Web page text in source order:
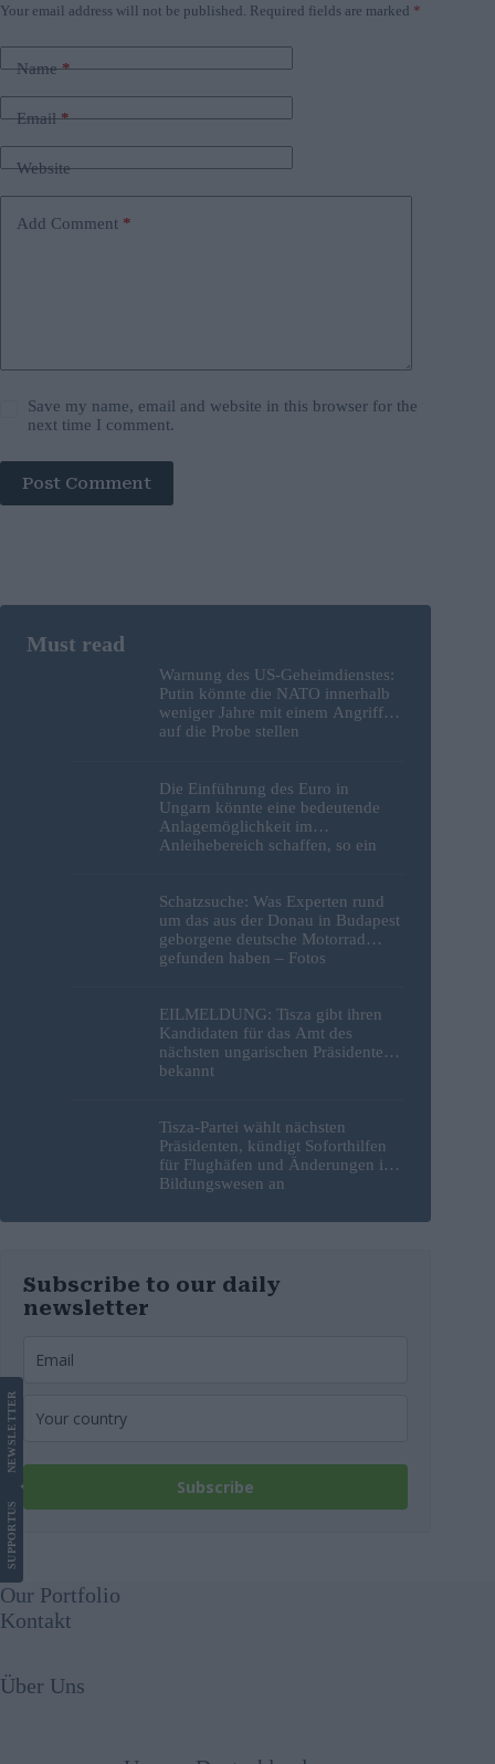
Your email address will not be published. Required fields are marked *
Name*
Email*
Website
Add Comment *
Save my name, email and website in this browser for the
next time I comment.
Post Comment
Warnung des US-Geheimdienstes:
Putin könnte die NATO innerhalb
weniger Jahre mit einem Angriff
auf die Probe stellen
Die Einführung des Euro in
Ungarn könnte eine bedeutende
Anlagemöglichkeit im
Anleihebereich schaffen, so ein
Schatzsuche: Was Experten rund
um das aus der Donau in Budapest
geborgene deutsche Motorrad
gefunden haben – Fotos
EILMELDUNG: Tisza gibt ihren
Kandidaten für das Amt des
nächsten ungarischen Präsidenten
bekannt
Tisza-Partei wählt nächsten
Präsidenten, kündigt Soforthilfen
für Flughäfen und Änderungen im
Bildungswesen an
Subscribe to our daily
newsletter
Subscribe
SUPPORT
US
NEWS
LETTER
Our Portfolio
Kontakt
Über Uns